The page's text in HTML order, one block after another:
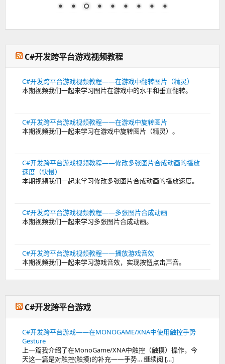
C#开发跨平台游戏视频教程
C#开发跨平台游戏视频教程——在游戏中翻转图片（精灵）
本期视频我们一起来学习图片在游戏中的水平和垂直翻转。
C#开发跨平台游戏视频教程——在游戏中旋转图片
本期视频我们一起来学习在游戏中旋转图片（精灵）。
C#开发跨平台游戏视频教程——修改多张图片合成动画的播放
速度（快慢）
本期视频我们一起来学习修改多张图片合成动画的播放速度。
C#开发跨平台游戏视频教程——多张图片合成动画
本期视频我们一起来学习多张图片合成动画。
C#开发跨平台游戏视频教程——播放游戏音效
本期视频我们一起来学习游戏音效，实现按钮点击声音。
C#开发跨平台游戏
C#开发跨平台游戏——在MONOGAME/XNA中使用触控手势
Gesture
上一篇我介绍了在MonoGame/XNA中触控（触摸）操作，今
天这一篇是对触控(触摸)的补充——手势… 继续阅 […]